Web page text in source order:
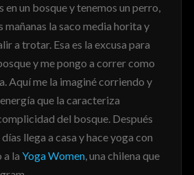
en un bosque y tenemos un perro,
mañanas la saco media horita y
a trotar. Esa es la excusa para
y me pongo a correr como
Aquí me la imaginé corriendo y
que la caracteriza
del bosque. Después
llega a casa y hace yoga con
a la Yoga Women, una chilena que